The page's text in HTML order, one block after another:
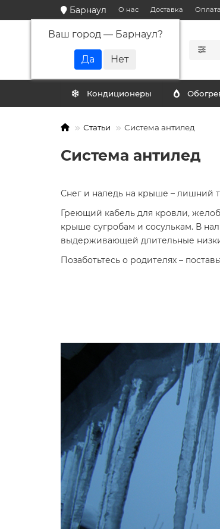
Барнаул
Ваш город — Барнаул?
О нас Доставка Оплата
Кондиционеры
Статьи Система антилед
Система антилед
Снег и наледь на крыше – лишний
Греющий кабель для кровли,
крыше сугробам и сосулькам. В
выдерживающей длительные
Позаботьтесь о родителях –